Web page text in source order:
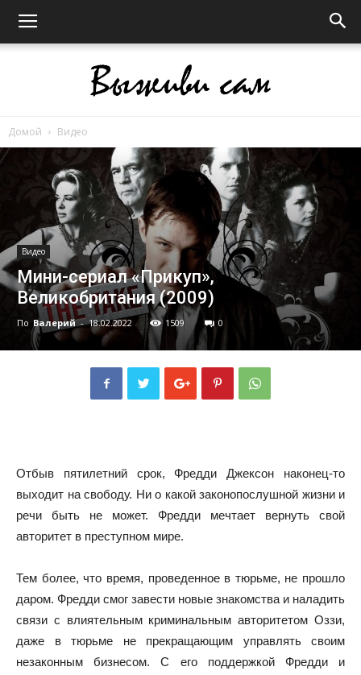
сам
Домой Видео
Видео
Мини-сериал «Прикуп»,
Великобритания (2009)
По Валерий - 18.02.2022 1509 0
Отбыв пятилетний срок, Фредди Джексон наконец-то
выходит на свободу. Ни о какой законопослушной жизни и
речи быть не может. Фредди мечтает вернуть свой
авторитет в преступном мире.
Тем более, что время, проведенное в тюрьме, не прошло
даром. Фредди смог завести новые знакомства и наладить
связи с влиятельным криминальным авторитетом Оззи,
даже в тюрьме не прекращающим управлять своим
незаконным бизнесом. С его поддержкой Фредди и